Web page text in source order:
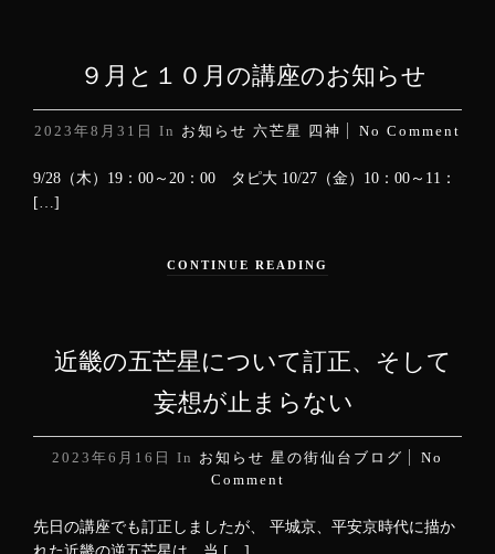
９月と１０月の講座のお知らせ
2023年8月31日 In お知らせ 六芒星 四神 No Comment
9/28（木）19：00～20：00 タピ大 10/27（金）10：00～11：
[…]
CONTINUE READING
近畿の五芒星について訂正、そして
妄想が止まらない
2023年6月16日 In お知らせ 星の街仙台ブログ
No
Comment
先日の講座でも訂正しましたが、 平城京、平安京時代に描か